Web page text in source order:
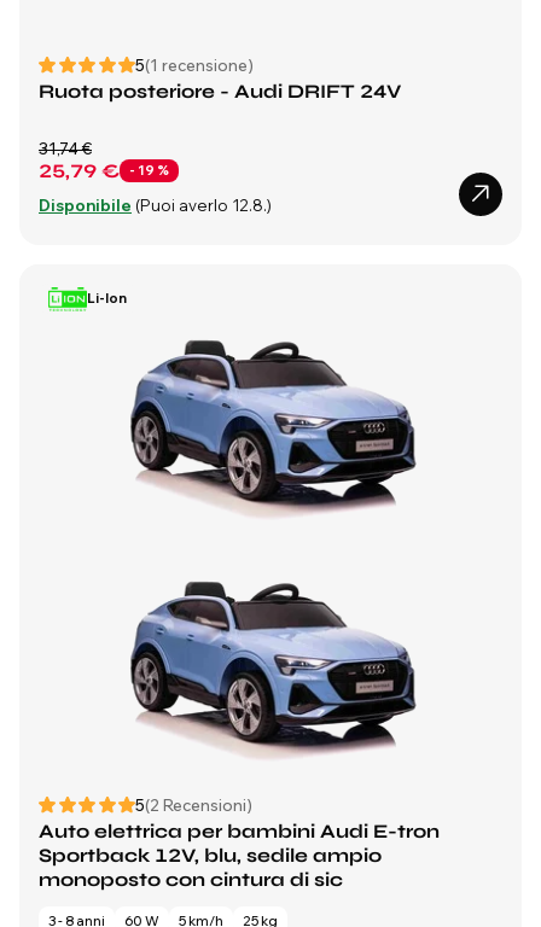
5(1 recensione)
Ruota posteriore - Audi DRIFT 24V
25,79 € - 19 %
31,74 €
Disponibile (Puoi averlo 12.8.)
Li-Ion
5(2 Recensioni)
Auto elettrica per bambini Audi E-tron
Sportback 12V, blu, sedile ampio
monoposto con cintura di sic
3 - 8 anni 60 W 5 km/h 25 kg